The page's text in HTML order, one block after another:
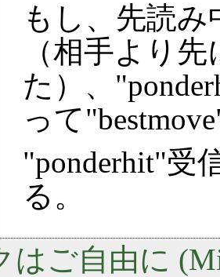
もし、先読
（相手より
た）、
って
"ponderhit"受
る。
はご自由に